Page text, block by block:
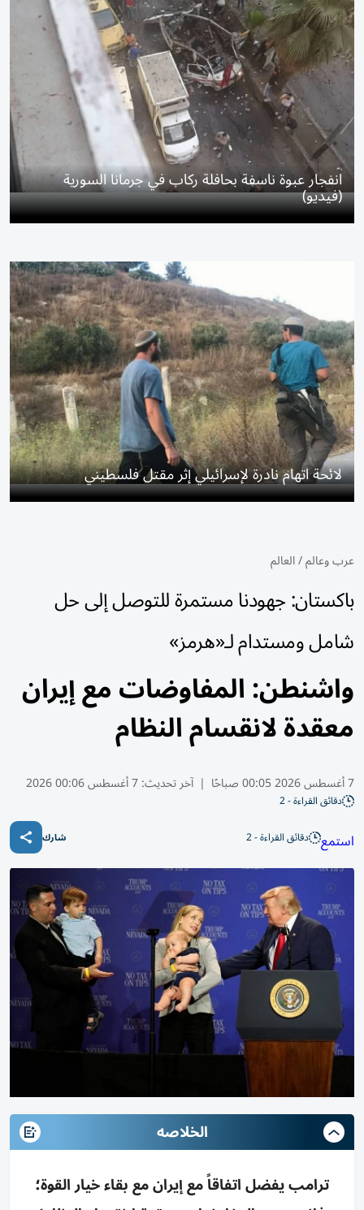
انفجار عبوة ناسفة بحافلة ركاب في جرمانا السورية
(فيديو)
لائحة اتهام نادرة لإسرائيلي إثر مقتل فلسطيني
عرب وعالم/العالم
باكستان: جهودنا مستمرة للتوصل إلى حل
شامل ومستدام لـ«هرمز»
واشنطن: المفاوضات مع إيران
معقدة لانقسام النظام
7 أغسطس 2026 00:05 صباحًا | آخر تحديث:7 أغسطس 00:06 2026
دقائق القراءة - 2
استمع دقائق القراءة - 2 شارك
الخلاصه
ترامب يفضل اتفاقاً مع إيران مع بقاء خيار القوة؛